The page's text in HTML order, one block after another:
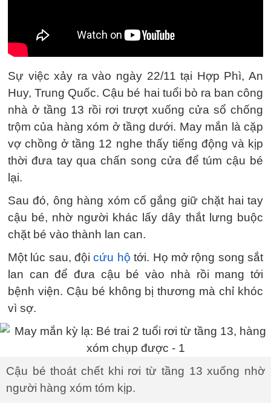
Sự việc xảy ra vào ngày 22/11 tại Hợp Phì, An
Huy, Trung Quốc. Cậu bé hai tuổi bò ra ban công
nhà ở tầng 13 rồi rơi trượt xuống cửa sổ chống
trộm của hàng xóm ở tầng dưới. May mắn là cặp
vợ chồng ở tầng 12 nghe thấy tiếng động và kịp
thời đưa tay qua chấn song cửa để túm cậu bé
lại.
Sau đó, ông hàng xóm cố gắng giữ chặt hai tay
cậu bé, nhờ người khác lấy dây thắt lưng buộc
chặt bé vào thành lan can.
Một lúc sau, độicứu hộ tới. Họ mở rộng song sắt
lan can để đưa cậu bé vào nhà rồi mang tới
bệnh viện. Cậu bé không bị thương mà chỉ khóc
vì sợ.
Cậu bé thoát chết khi rơi từ tầng 13 xuống nhờ
người hàng xóm tóm kịp.